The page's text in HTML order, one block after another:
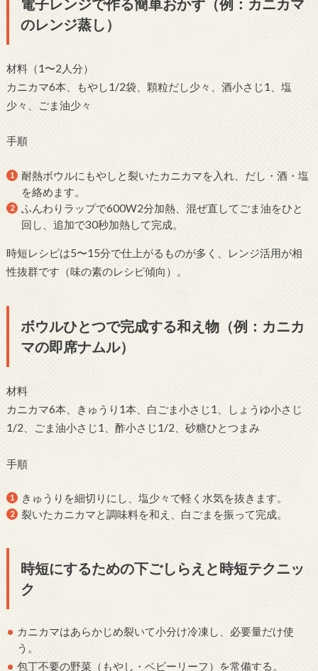
電子レンジで作る簡単おかず（例：カニカマ
のレンジ蒸し）
材料（1〜2人分）
カニカマ6本、もやし1/2袋、顆粒だし少々、酒小さじ1、塩
少々、ごま油少々
手順
耐熱ボウルにもやしと裂いたカニカマを入れ、だし・酒・塩
を絡めます。
ふんわりラップで600W2分加熱、混ぜ直してごま油をひと
回し、追加で30秒加熱して完成。
時短レシピは5〜15分で仕上がるものが多く、レンジ活用が相
性抜群です（味の素のレシピ傾向）。
ボウルひとつで完成する和え物（例：カニカ
マの即席ナムル）
材料
カニカマ6本、きゅうり1本、白ごま小さじ1、しょうゆ小さじ
1/2、ごま油小さじ1、酢小さじ1/2、砂糖ひとつまみ
手順
きゅうりを細切りにし、塩少々で軽く水気を抜きます。
裂いたカニカマと調味料を和え、白ごまを振って完成。
時短にするための下ごしらえと時短テクニッ
ク
カニカマはあらかじめ裂いて小分け冷凍し、必要量だけ使
う。
包丁不要の野菜（もやし・ベビーリーフ）を常備する。